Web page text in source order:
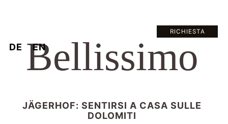
DE EN
RICHIESTA
Bellissimo
JÄGERHOF: SENTIRSI A CASA SULLE
DOLOMITI